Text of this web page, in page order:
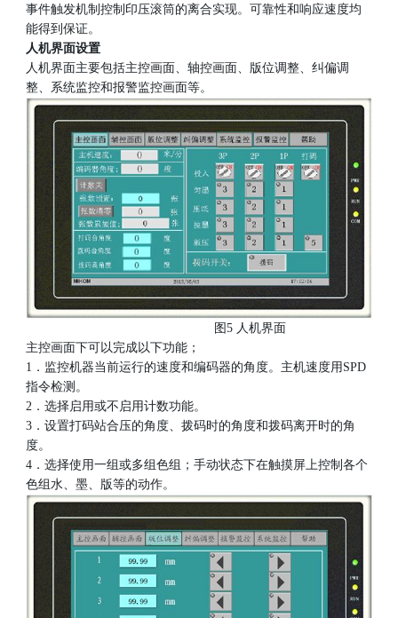
事件触发机制控制印压滚筒的离合实现。可靠性和响应速度均
能得到保证。
人机界面设置
人机界面主要包括主控画面、轴控画面、版位调整、纠偏调
整、系统监控和报警监控画面等。
图5 人机界面
主控画面下可以完成以下功能；
1．监控机器当前运行的速度和编码器的角度。主机速度用SPD
指令检测。
2．选择启用或不启用计数功能。
3．设置打码站合压的角度、拨码时的角度和拨码离开时的角
度。
4．选择使用一组或多组色组；手动状态下在触摸屏上控制各个
色组水、墨、版等的动作。